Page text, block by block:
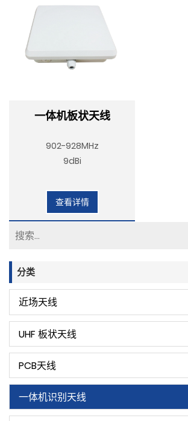
分类
近场天线
UHF 板状天线
PCB天线
一体机识别天线
一体机板状天线
902-928MHz
9dBi
查看详情